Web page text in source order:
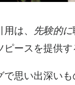
は、 先験的に
ースを提供す
で思い出深い